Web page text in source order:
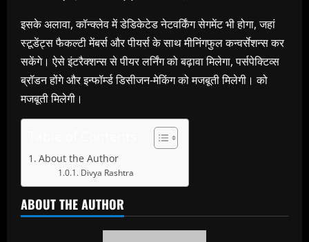
इसके अलावा, कॉन्क्लेव में डेडिकेटेड नेटवर्किंग सेगमेंट भी होगा, जहां
स्टूडेंट्स फैकल्टी मेंबर्स और पीयर्स के साथ मीनिंगफुल कन्वर्सेशन्स कर
सकेंगे। ऐसे इंटरैक्शन्स से पीयर लर्निंग को बढ़ावा मिलेगा, पर्सपेक्टिव्स
ब्रॉडन होंगे और इन्फॉर्म्ड डिसीजन-मेकिंग को मजबूती मिलेगी। को
मजबूती मिलेगी।
About the Author
Divya Rashtra
ABOUT THE AUTHOR